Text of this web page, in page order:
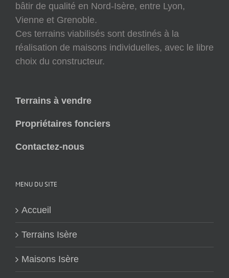
bâtir de qualité en Nord-Isère, entre Lyon,
Vienne et Grenoble.
Ces terrains viabilisés sont destinés à la
réalisation de maisons individuelles, avec le libre
choix du constructeur.
Terrains à vendre
Propriétaires fonciers
Contactez-nous
MENU DU SITE
Accueil
Terrains Isère
Maisons Isère